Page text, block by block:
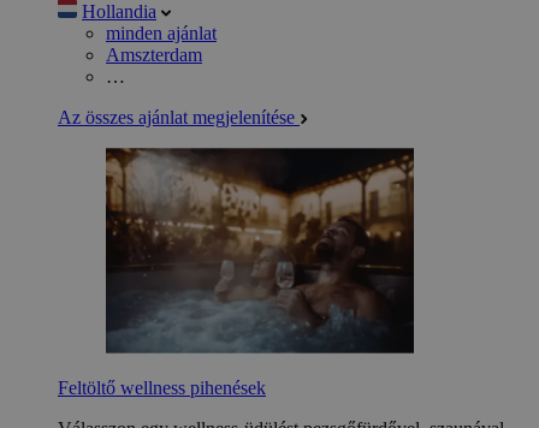
Hollandia
minden ajánlat
Amszterdam
…
Az összes ajánlat megjelenítése
Feltöltő wellness pihenések